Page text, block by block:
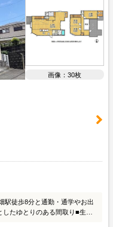
画像：30枚
駅徒歩8分と通勤・通学やお出
たゆとりのある間取り■生駒